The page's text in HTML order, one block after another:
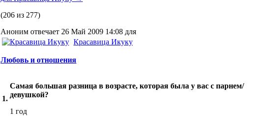
(206 из 277)
Аноним отвечает 26 Май 2009 14:08 для
Красавица Икуку
Любовь и отношения
1.
Самая большая разница в возрасте, которая была у вас с парнем/
девушкой?
1 год